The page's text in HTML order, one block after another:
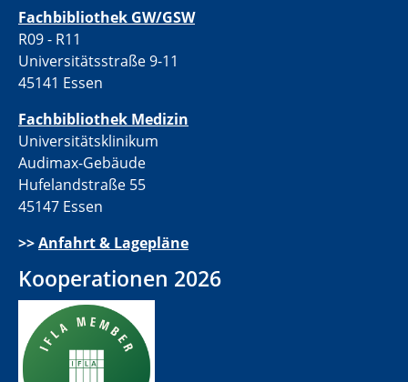
Fachbibliothek GW/GSW
R09 - R11
Universitätsstraße 9-11
45141 Essen
Fachbibliothek Medizin
Universitätsklinikum
Audimax-Gebäude
Hufelandstraße 55
45147 Essen
>>Anfahrt & Lagepläne
Kooperationen 2026